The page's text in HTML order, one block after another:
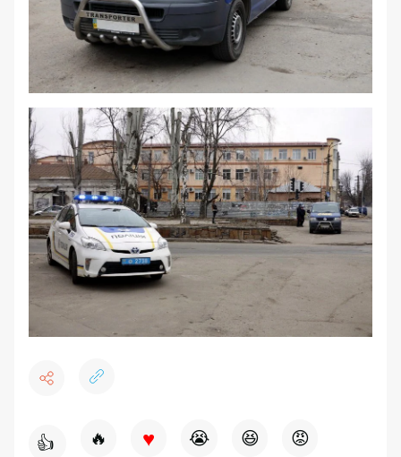
👍 🔥 ♥ 😭 😆 😡